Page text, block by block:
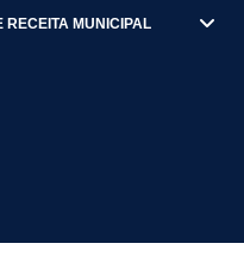
RECEITA MUNICIPAL